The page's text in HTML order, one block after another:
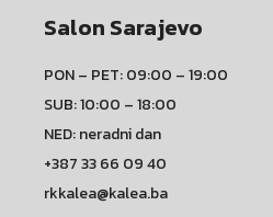
Salon Sarajevo
PON – PET: 09:00 – 19:00
SUB: 10:00 – 18:00
NED: neradni dan
+387 33 66 09 40
rkkalea@kalea.ba